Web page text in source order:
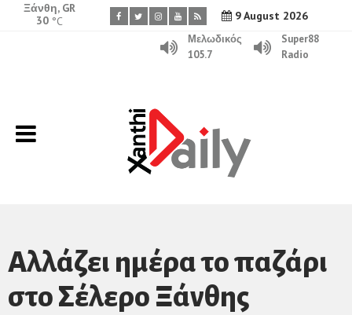
9 August 2026
Ξάνθη, GR
30 °C
Μελωδικός
105.7
Super88
Radio
Αλλάζει ημέρα το παζάρι
στο Σέλερο Ξάνθης